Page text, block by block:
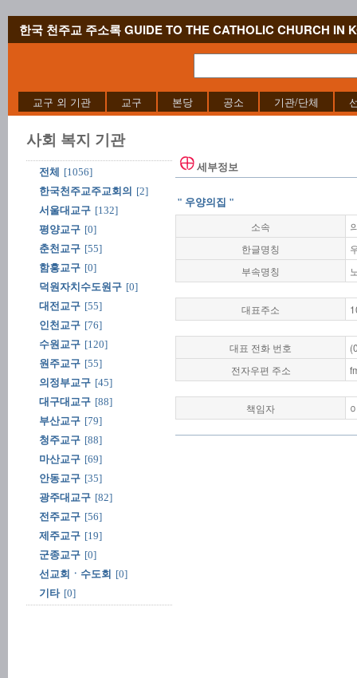
한국 천주교 주소록 GUIDE TO THE CATHOLIC CHURCH IN
교구 외 기관 교구 본당 공소 기관/단체
사회 복지 기관
전체
[1056]
한국천주교주교회의 [2]
서울대교구 [132]
평양교구 [0]
춘천교구 [55]
함흥교구 [0]
덕원자치수도원구 [0]
대전교구 [55]
인천교구 [76]
수원교구 [120]
원주교구 [55]
의정부교구 [45]
대구대교구 [88]
부산교구 [79]
청주교구 [88]
마산교구 [69]
안동교구 [35]
광주대교구 [82]
전주교구 [56]
제주교구 [19]
군종교구 [0]
선교회ㆍ수도회 [0]
기타 [0]
세부정보
" 우양의집 "
소속
한글명칭
부속명칭
대표주소
대표 전화 번호
전자우편 주소
책임자